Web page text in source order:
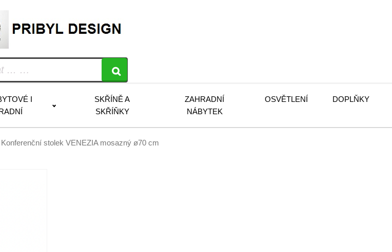
I
SKŘÍNĚ A
SKŘÍŇKY
ZAHRADNÍ
NÁBYTEK
OSVĚTLENÍ DOPLŇKY
stolek VENEZIA mosazný ø70 cm